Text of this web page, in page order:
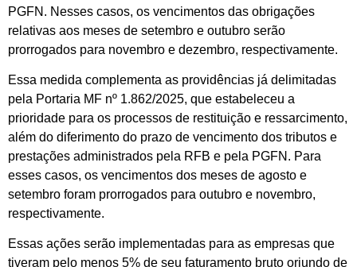
PGFN. Nesses casos, os vencimentos das obrigações
relativas aos meses de setembro e outubro serão
prorrogados para novembro e dezembro, respectivamente.
Essa medida complementa as providências já delimitadas
pela Portaria MF nº 1.862/2025, que estabeleceu a
prioridade para os processos de restituição e ressarcimento,
além do diferimento do prazo de vencimento dos tributos e
prestações administrados pela RFB e pela PGFN. Para
esses casos, os vencimentos dos meses de agosto e
setembro foram prorrogados para outubro e novembro,
respectivamente.
Essas ações serão implementadas para as empresas que
tiveram pelo menos 5% de seu faturamento bruto oriundo de